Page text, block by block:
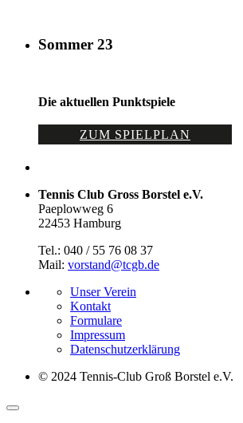
Sommer 23
Die aktuellen Punktspiele
ZUM SPIELPLAN
Tennis Club Gross Borstel e.V.
Paeplowweg 6
22453 Hamburg
Tel.: 040 / 55 76 08 37
Mail: vorstand@tcgb.de
Unser Verein
Kontakt
Formulare
Impressum
Datenschutz­erklärung
© 2024 Tennis-Club Groß Borstel e.V.